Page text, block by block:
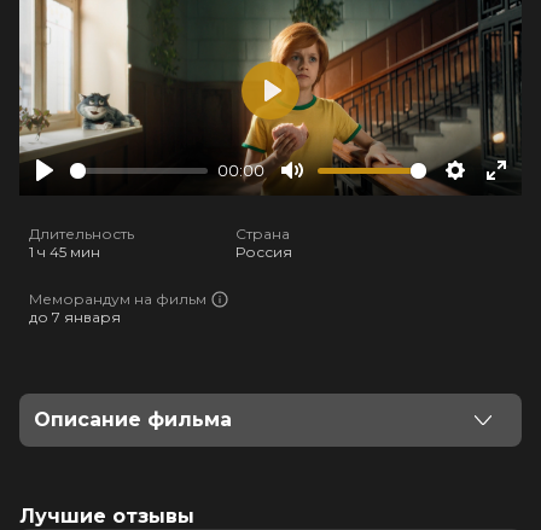
Play
00:00
Mute Settings
Play
Длительность
1 ч 45 мин
Страна
Россия
Меморандум на фильм
до 7 января
Описание фильма
ничего не хотели о том, чтобы в их квартире завелся
Лучшие отзывы